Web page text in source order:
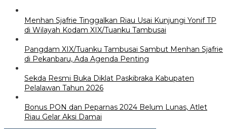
Menhan Sjafrie Tinggalkan Riau Usai Kunjungi Yonif TP
di Wilayah Kodam XIX/Tuanku Tambusai
Pangdam XIX/Tuanku Tambusai Sambut Menhan Sjafrie
di Pekanbaru, Ada Agenda Penting
Sekda Resmi Buka Diklat Paskibraka Kabupaten
Pelalawan Tahun 2026
Bonus PON dan Peparnas 2024 Belum Lunas, Atlet
Riau Gelar Aksi Damai